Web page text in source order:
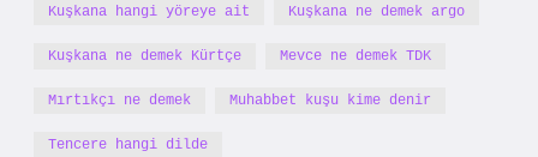
Kuşkana hangi yöreye ait Kuşkana ne demek argo
Kuşkana ne demek Kürtçe Mevce ne demek TDK
Mırtıkçı ne demek Muhabbet kuşu kime denir
Tencere hangi dilde